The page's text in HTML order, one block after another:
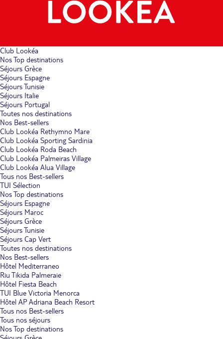
Club Lookéa
Nos Top destinations
Séjours Grèce
Séjours Espagne
Séjours Tunisie
Séjours Italie
Séjours Portugal
Toutes nos destinations
Nos Best-sellers
Club Lookéa Rethymno Mare
Club Lookéa Sporting Sardinia
Club Lookéa Roda Beach
Club Lookéa Palmeiras Village
Club Lookéa Alua Village
Tous nos Best-sellers
TUI Sélection
Nos Top destinations
Séjours Espagne
Séjours Maroc
Séjours Grèce
Séjours Tunisie
Séjours Cap Vert
Toutes nos destinations
Nos Best-sellers
Hôtel Mediterraneo
Riu Tikida Palmeraie
Hôtel Fiesta Beach
TUI Blue Victoria Menorca
Hôtel AP Adriana Beach Resort
Tous nos Best-sellers
Tous nos séjours
Nos Top destinations